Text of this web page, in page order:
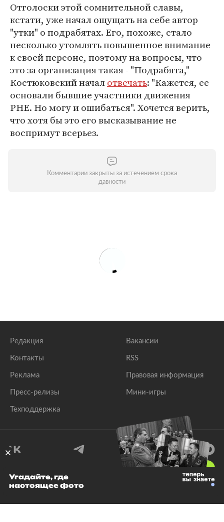
Отголоски этой сомнительной славы,
кстати, уже начал ощущать на себе автор
"утки" о подрабятах. Его, похоже, стало
несколько утомлять повышенное внимание
к своей персоне, поэтому на вопросы, что
это за организация такая - "Подрабята,"
Костюковский началотвечать: "Кажется, ее
основали бывшие участники движения
РНЕ. Но могу и ошибаться". Хочется верить,
что хотя бы это его высказывание не
воспримут всерьез.
Комментарии закрыты за истечением срока
давности
Редакция
Контакты
Реклама
Пресс-релизы
Техподдержка
Вакансии
RSS
Правовая информация
Мини-игры
© 1999–2026 Все права защищены.
Угадайте, где
настоящее фото